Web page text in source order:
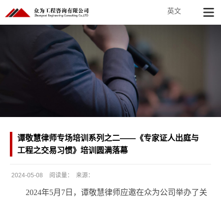
英文
谭敬慧律师专场培训系列之二——《专家证人出庭与
工程之交易习惯》培训圆满落幕
2024-05-08 阅读量： 来源：
2024年5月7日，谭敬慧律师应邀在众为公司举办了关